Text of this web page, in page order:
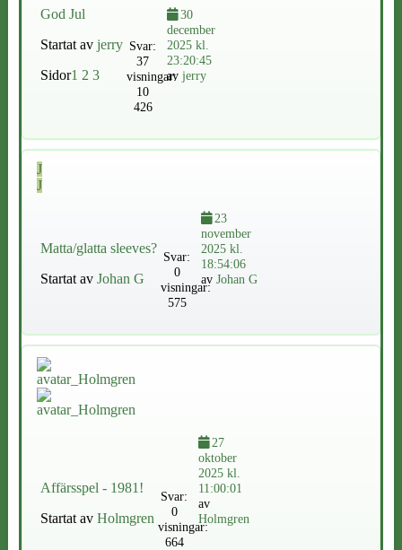
God Jul
Startat av jerry
Sidor1 2 3
Svar:
37
visningar:
10
426
30
december
2025 kl.
23:20:45
av jerry
J
J
Matta/glatta sleeves?
Startat av Johan G
Svar:
0
visningar:
575
23
november
2025 kl.
18:54:06
av Johan G
Affärsspel - 1981!
Startat av Holmgren
Svar:
0
visningar:
664
27
oktober
2025 kl.
11:00:01
av
Holmgren